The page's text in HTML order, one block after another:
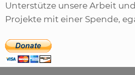
Unterstütze unsere Arbeit
Projekte mit einer Spende,